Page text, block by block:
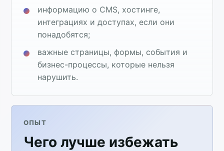
информацию о CMS, хостинге,
интеграциях и доступах, если они
понадобятся;
важные страницы, формы, события и
бизнес-процессы, которые нельзя
нарушить.
ОПЫТ
Чего лучше избежать